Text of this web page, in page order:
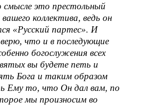
смысле это престольный
вашего коллектива, ведь он
«Русский партес». И
что и в последующие
богослужения всех
вы будете петь и
Бога и таким образом
Ему то, что Он дал вам, по
мы произносим во